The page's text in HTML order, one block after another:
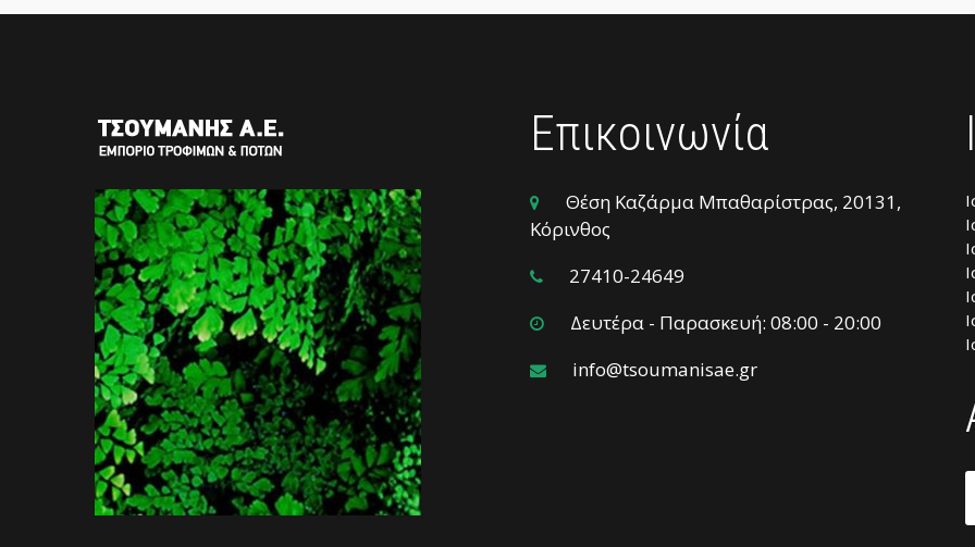
Επικοινωνία
Θέση Καζάρμα Μπαθαρίστρας, 20131,
Κόρινθος
27410-24649
Δευτέρα - Παρασκευή: 08:00 - 20:00
info@tsoumanisae.gr